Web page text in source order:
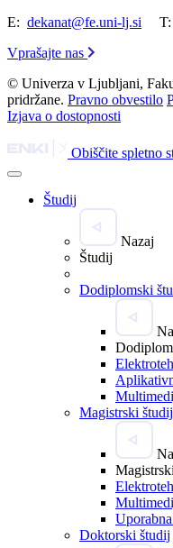
E: dekanat@fe.uni-lj.si T:
Vprašajte nas
© Univerza v Ljubljani,
pridržane. Pravno obvestilo
Izjava o dostopnosti
Obiščite spletno
Študij
Nazaj
Študij
Dodiplomski
Magistrski študij
Doktorski študij